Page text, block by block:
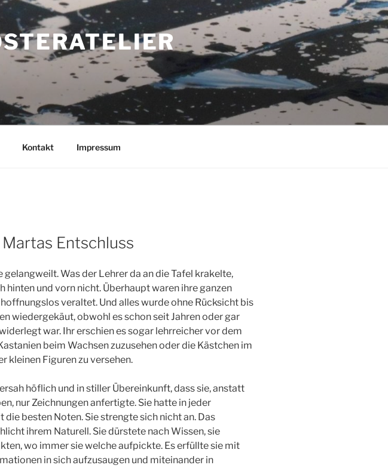
Kontakt Impressum
Martas Entschluss
gelangweilt. Was der Lehrer da an die Tafel krakelte,
hinten und vorn nicht. Überhaupt waren ihre ganzen
veraltet. Und alles wurde ohne Rücksicht bis
wiedergekäut, obwohl es schon seit Jahren oder gar
war. Ihr erschien es sogar lehrreicher vor dem
beim Wachsen zuzusehen oder die Kästchen im
kleinen Figuren zu versehen.
höflich und in stiller Übereinkunft, dass sie, anstatt
nur Zeichnungen anfertigte. Sie hatte in jeder
die besten Noten. Sie strengte sich nicht an. Das
ihrem Naturell. Sie dürstete nach Wissen, sie
wo immer sie welche aufpickte. Es erfüllte sie mit
in sich aufzusaugen und miteinander in